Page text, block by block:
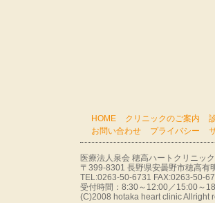
HOME クリニックのご案内
お問い合わせ
プライバシー
医療法人泉会 穂高ハートクリニック
〒399-8301 長野県安曇野市穂高有
TEL:0263-50-6731 FAX:0263-50-
受付時間：8:30～12:00／15:00～
(C)2008 hotaka heart clinic Allright